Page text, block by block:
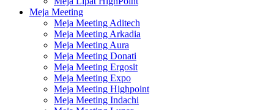
Meja Meeting
Meja Meeting Aditech
Meja Meeting Arkadia
Meja Meeting Aura
Meja Meeting Donati
Meja Meeting Ergosit
Meja Meeting Expo
Meja Meeting Highpoint
Meja Meeting Indachi